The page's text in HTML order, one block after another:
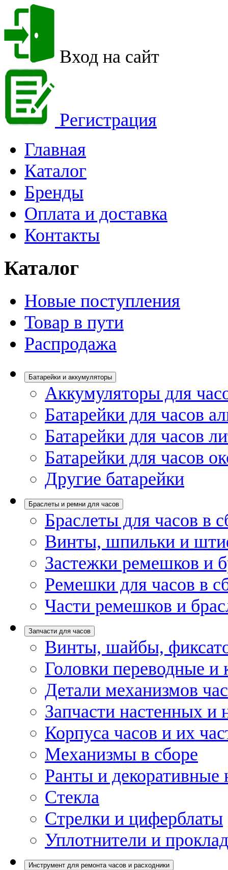
Вход на сайт
Регистрация
Главная
Каталог
Бренды
Оплата и доставка
Контакты
Каталог
Новые поступления
Товар в пути
Распродажа
Батарейки и аккумуляторы
Аккумуляторы для
Батарейки для часов
Батарейки для часов
Батарейки для часов
Другие батарейки
Браслеты и ремни для часов
Браслеты для часов в
Винты, шпильки и
Застежки ремешков и
Ремешки для часов в
Части ремешков и
Запчасти для часов
Винты, шайбы,
Головки переводные и
Детали механизмов
Запчасти настенных и
Корпуса часов и их
Механизмы в сборе
Ранты и декоративные
Стекла
Стрелки и циферблаты
Уплотнители и
Инструмент для ремонта часов и расходники